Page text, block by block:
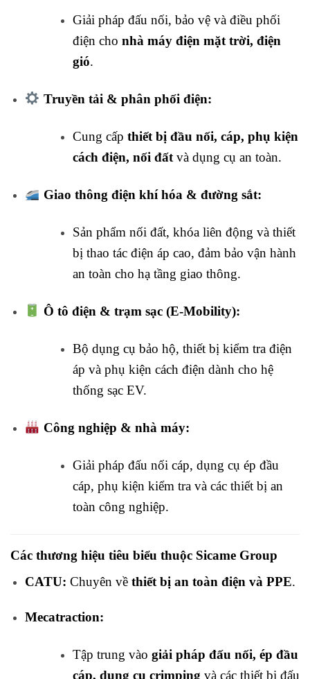
Giải pháp đấu nối, bảo vệ và điều phối
điện cho nhà máy điện mặt trời, điện
gió.
Truyền tải & phân phối điện:
Cung cấp thiết bị đầu nối, cáp, phụ kiện
cách điện, nối đấtvà dụng cụ an toàn.
Giao thông điện khí hóa & đường sắt:
Sản phẩm nối đất, khóa liên động và thiết
bị thao tác điện áp cao, đảm bảo vận hành
an toàn cho hạ tầng giao thông.
Ô tô điện & trạm sạc (E-Mobility):
Bộ dụng cụ bảo hộ, thiết bị kiểm tra điện
áp và phụ kiện cách điện dành cho hệ
thống sạc EV.
Công nghiệp & nhà máy:
Giải pháp đấu nối cáp, dụng cụ ép đầu
cáp, phụ kiện kiểm tra và các thiết bị an
toàn công nghiệp.
Các thương hiệu tiêu biểu thuộc Sicame Group
CATU: Chuyên về thiết bị an toàn điện và PPE.
Mecatraction:
Tập trung vào giải pháp đấu nối, ép đầu
cáp, dụng cụ crimping và các thiết bị đấu